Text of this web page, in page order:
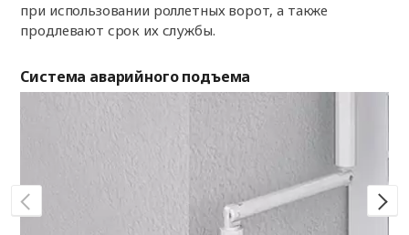
при использовании роллетных ворот, а также
продлевают срок их службы.
Система аварийного подъема